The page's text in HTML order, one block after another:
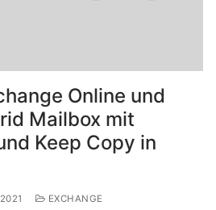
Online und
Mailbox mit
Keep Copy in
EXCHANGE